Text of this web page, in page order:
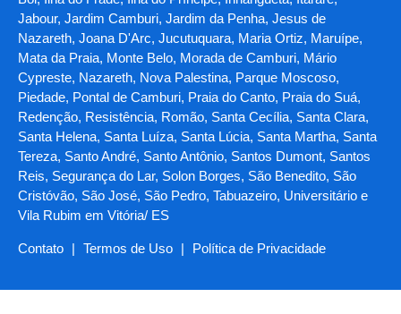
Jabour, Jardim Camburi, Jardim da Penha, Jesus de
Nazareth, Joana D'Arc, Jucutuquara, Maria Ortiz, Maruípe,
Mata da Praia, Monte Belo, Morada de Camburi, Mário
Cypreste, Nazareth, Nova Palestina, Parque Moscoso,
Piedade, Pontal de Camburi, Praia do Canto, Praia do Suá,
Redenção, Resistência, Romão, Santa Cecília, Santa Clara,
Santa Helena, Santa Luíza, Santa Lúcia, Santa Martha, Santa
Tereza, Santo André, Santo Antônio, Santos Dumont, Santos
Reis, Segurança do Lar, Solon Borges, São Benedito, São
Cristóvão, São José, São Pedro, Tabuazeiro, Universitário e
Vila Rubim em Vitória/ ES
Contato | Termos de Uso | Política de Privacidade